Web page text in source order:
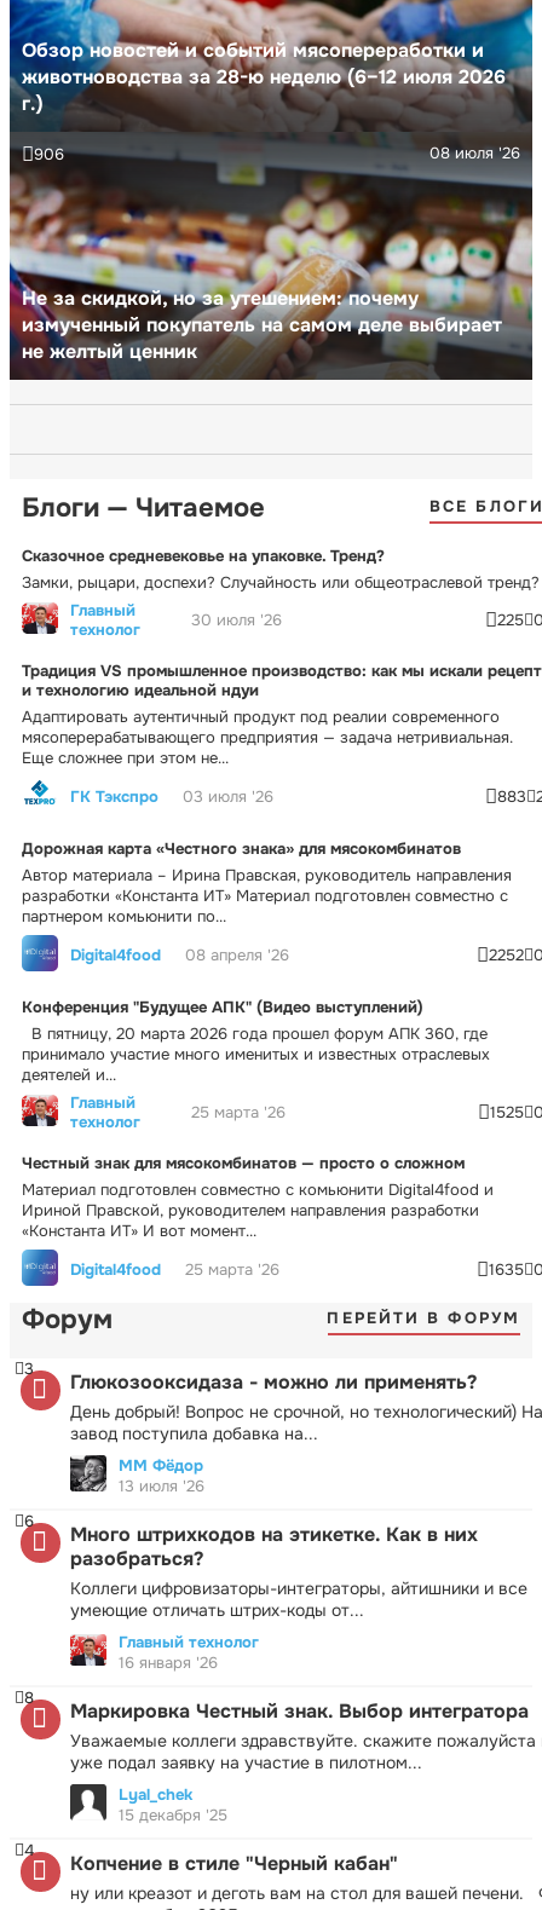
Обзор новостей и событий мясопереработки и
животноводства за 28-ю неделю (6–12 июля 2026
г.)
Не за скидкой, но за утешением: почему
измученный покупатель на самом деле выбирает
не желтый ценник
08 июля '26
906
Блоги — Читаемое ВСЕ
Сказочное средневековье на упаковке. Тренд?
Замки, рыцари, доспехи? Случайность или общеотраслевой тренд?
Главный
технолог
30 июля '26 225
Традиция VS промышленное производство: как мы искали рецепт
и технологию идеальной ндуи
Адаптировать аутентичный продукт под реалии современного
мясоперерабатывающего предприятия — задача нетривиальная.
Еще сложнее при этом не...
ГК Тэкспро
03 июля '26 883
Дорожная карта «Честного знака» для мясокомбинатов
Автор материала – Ирина Правская, руководитель направления
разработки «Константа ИТ» Материал подготовлен совместно с
партнером комьюнити по...
Digital4food
08 апреля '26 2252
Конференция "Будущее АПК" (Видео выступлений)
В пятницу, 20 марта 2026 года прошел форум АПК 360, где
принимало участие много именитых и известных отраслевых
деятелей и...
Главный
технолог
25 марта '26 1525
Честный знак для мясокомбинатов — просто о сложном
Материал подготовлен совместно с комьюнити Digital4food и
Ириной Правской, руководителем направления разработки
«Константа ИТ» И вот момент...
Digital4food
25 марта '26 1635
Форум ПЕРЕЙТИ В ФОРУМ
Глюкозооксидаза - можно ли применять?
День добрый! Вопрос не срочной, но технологический) На
завод поступила добавка на...
3
ММ Фёдор
13 июля '26
Много штрихкодов на этикетке. Как в них
разобраться?
Коллеги цифровизаторы-интеграторы, айтишники и все
умеющие отличать штрих-коды от...
6
Главный технолог
16 января '26
Маркировка Честный знак. Выбор интегратора
Уважаемые коллеги здравствуйте. скажите пожалуйста
уже подал заявку на участие в пилотном...
8
Lyal_chek
15 декабря '25
Копчение в стиле "Черный кабан"
ну или креазот и деготь вам на стол для вашей печени.
4